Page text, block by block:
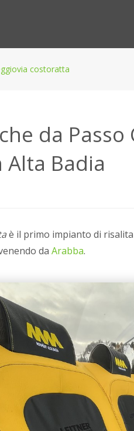
costoratta
da
Badia
è il primo impianto di risalita
da Arabba.